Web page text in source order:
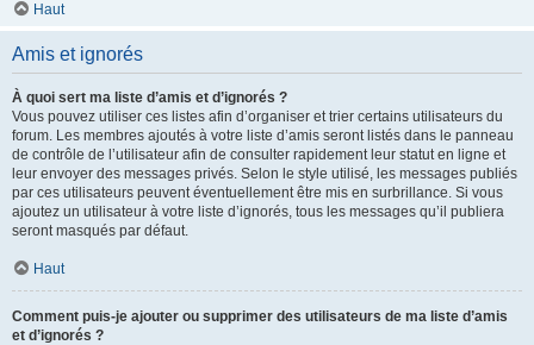
Haut
Amis et ignorés
À quoi sert ma liste d’amis et d’ignorés ?
Vous pouvez utiliser ces listes afin d’organiser et trier certains utilisateurs du
forum. Les membres ajoutés à votre liste d’amis seront listés dans le panneau
de contrôle de l’utilisateur afin de consulter rapidement leur statut en ligne et
leur envoyer des messages privés. Selon le style utilisé, les messages publiés
par ces utilisateurs peuvent éventuellement être mis en surbrillance. Si vous
ajoutez un utilisateur à votre liste d’ignorés, tous les messages qu’il publiera
seront masqués par défaut.
Haut
Comment puis-je ajouter ou supprimer des utilisateurs de ma liste d’amis
et d’ignorés ?